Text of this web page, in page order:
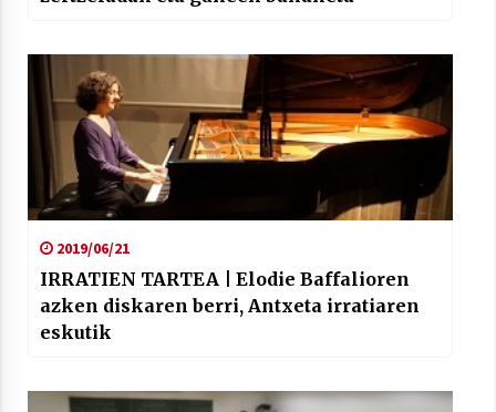
Arrosaren laburpen bideoa Hamaika
Telebistaren eskutik
2019/06/21
IRRATIEN TARTEA | Elodie Baffalioren
azken diskaren berri, Antxeta irratiaren
eskutik